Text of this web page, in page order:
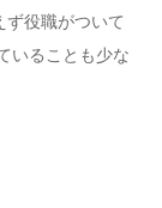
役職がついて
いることも少な